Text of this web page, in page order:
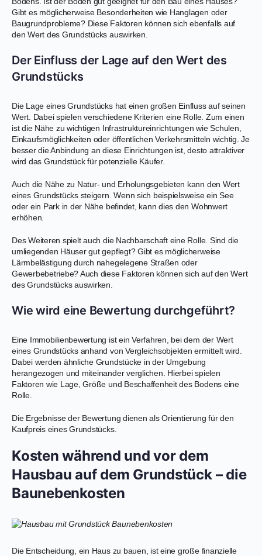
Gibt es möglicherweise Besonderheiten wie Hanglagen oder
Baugrundprobleme? Diese Faktoren können sich ebenfalls auf
den Wert des Grundstücks auswirken.
Der Einfluss der Lage auf den Wert des
Grundstücks
Die Lage eines Grundstücks hat einen großen Einfluss auf seinen
Wert. Dabei spielen verschiedene Kriterien eine Rolle. Zum einen
ist die Nähe zu wichtigen Infrastruktureinrichtungen wie Schulen,
Einkaufsmöglichkeiten oder öffentlichen Verkehrsmitteln wichtig. Je
besser die Anbindung an diese Einrichtungen ist, desto attraktiver
wird das Grundstück für potenzielle Käufer.
Auch die Nähe zu Natur- und Erholungsgebieten kann den Wert
eines Grundstücks steigern. Wenn sich beispielsweise ein See
oder ein Park in der Nähe befindet, kann dies den Wohnwert
erhöhen.
Des Weiteren spielt auch die Nachbarschaft eine Rolle. Sind die
umliegenden Häuser gut gepflegt? Gibt es möglicherweise
Lärmbelästigung durch nahegelegene Straßen oder
Gewerbebetriebe? Auch diese Faktoren können sich auf den Wert
des Grundstücks auswirken.
Wie wird eine Bewertung durchgeführt?
Eine Immobilienbewertung ist ein Verfahren, bei dem der Wert
eines Grundstücks anhand von Vergleichsobjekten ermittelt wird.
Dabei werden ähnliche Grundstücke in der Umgebung
herangezogen und miteinander verglichen. Hierbei spielen
Faktoren wie Lage, Größe und Beschaffenheit des Bodens eine
Rolle.
Die Ergebnisse der Bewertung dienen als Orientierung für den
Kaufpreis eines Grundstücks.
Kosten während und vor dem
Hausbau auf dem Grundstück – die
Baunebenkosten
Die Entscheidung, ein Haus zu bauen, ist eine große finanzielle